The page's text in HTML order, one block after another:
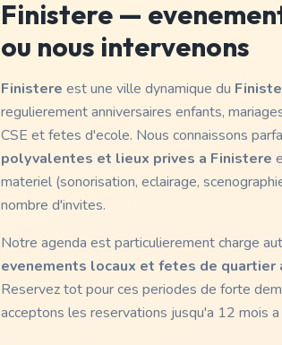
Finistere —
ou nous intervenons
Finistere est une ville dynamique du
regulierement anniversaires enfants,
CSE et fetes d'ecole. Nous connaissons
polyvalentes et lieux prives a Finistere
materiel (sonorisation, eclairage,
nombre d'invites.
Notre agenda est particulierement charge
evenements locaux et fetes de quartier
Reservez tot pour ces periodes de forte
acceptons les reservations jusqu'a 12 mois a